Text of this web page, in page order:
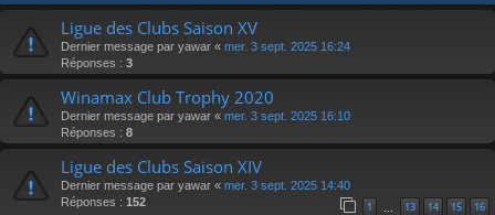
e
Ligue des Clubs Saison XV
Dernier message par yawar « mer. 3 sept. 2025 16:24
Réponses : 3
Winamax Club Trophy 2020
Dernier message par yawar « mer. 3 sept. 2025 16:10
Réponses : 8
Ligue des Clubs Saison XIV
Dernier message par yawar « mer. 3 sept. 2025 14:40
Réponses : 152 1 13 14 15 16